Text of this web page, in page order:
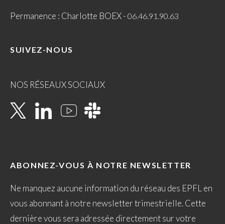
Permanence : Charlotte BOEX -06.46.91.90.63
SUIVEZ-NOUS
NOS RÉSEAUX SOCIAUX
ABONNEZ-VOUS À NOTRE NEWSLETTER
Ne manquez aucune information du réseau des EPFL en
vous abonnant à notre newsletter trimestrielle. Cette
dernière vous sera adressée directement sur votre